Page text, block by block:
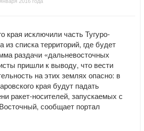
края исключили часть Тугуро-
из списка территорий, где будет
раздачи «дальневосточных
пришли к выводу, что вести
на этих землях опасно: в
края будут падать
ракет-носителей, запускаемых с
сообщает портал